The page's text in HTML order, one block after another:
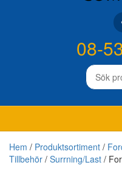
Sök
efter:
08-
Hem / Produktsortiment /
Tillbehör / Surrning/Last /